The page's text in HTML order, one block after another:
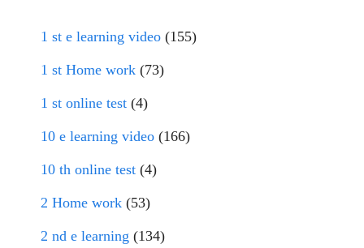
1 st e learning video (155)
1 st Home work (73)
1 st online test (4)
10 e learning video (166)
10 th online test (4)
2 Home work (53)
2 nd e learning (134)